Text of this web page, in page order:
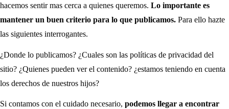
hacemos sentir mas cerca a quienes queremos. Lo importante es
mantener un buen criterio para lo que publicamos. Para ello hazte
las siguientes interrogantes.
¿Donde lo publicamos? ¿Cuales son las políticas de privacidad del
sitio? ¿Quienes pueden ver el contenido? ¿estamos teniendo en cuenta
los derechos de nuestros hijos?
Si contamos con el cuidado necesario, podemos llegar a encontrar